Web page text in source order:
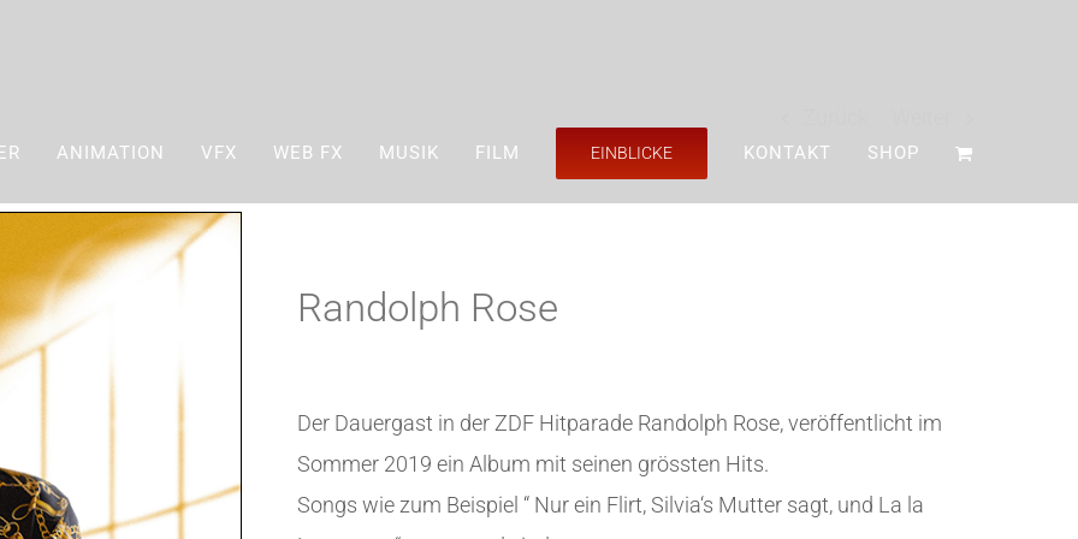
ANIMATION VFX WEB FX MUSIK FILM EINBLICKE KONTAKT SHOP
Randolph Rose
Der Dauergast in der ZDF Hitparade Randolph Rose, veröffentlicht im
Sommer 2019 ein Album mit seinen grössten Hits.
Songs wie zum Beispiel “ Nur ein Flirt, Silvia‘s Mutter sagt, und La la